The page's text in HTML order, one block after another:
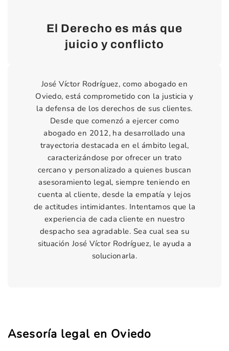
El Derecho es más que
juicio y conflicto
José Víctor Rodríguez, como abogado en
Oviedo, está comprometido con la justicia y
la defensa de los derechos de sus clientes.
Desde que comenzó a ejercer como
abogado en 2012, ha desarrollado una
trayectoria destacada en el ámbito legal,
caracterizándose por ofrecer un trato
cercano y personalizado a quienes buscan
asesoramiento legal, siempre teniendo en
cuenta al cliente, desde la empatía y lejos
de actitudes intimidantes. Intentamos que la
experiencia de cada cliente en nuestro
despacho sea agradable. Sea cual sea su
situación José Víctor Rodríguez, le ayuda a
solucionarla.
Asesoría legal en Oviedo